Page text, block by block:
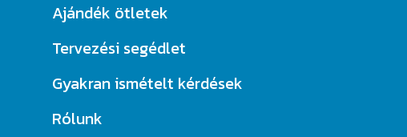
Ajándék ötletek
Tervezési segédlet
Gyakran ismételt kérdések
Rólunk